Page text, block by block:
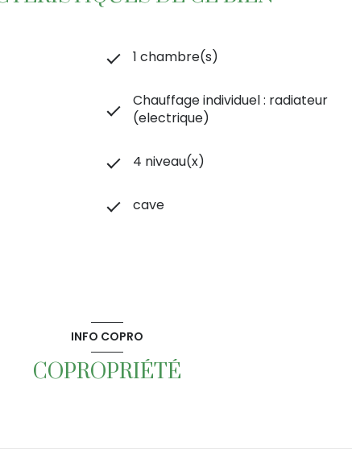
1 chambre(s)
Chauffage individuel : radiateur
(electrique)
4 niveau(x)
cave
INFO COPRO
COPROPRIÉTÉ